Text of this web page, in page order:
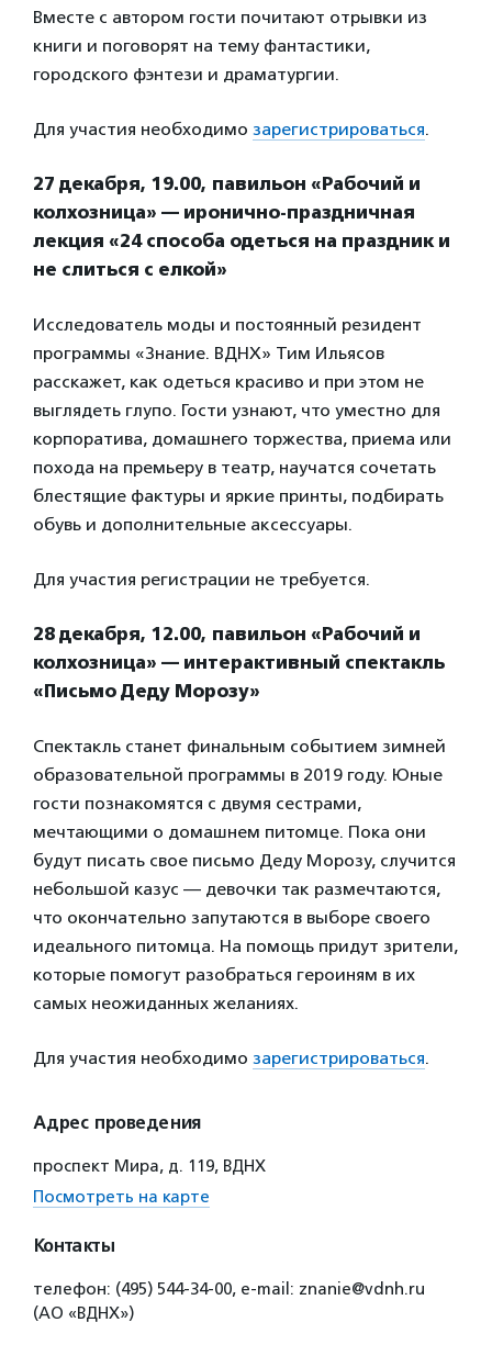
Вместе с автором гости почитают отрывки из
книги и поговорят на тему фантастики,
городского фэнтези и драматургии.
Для участия необходимо зарегистрироваться.
27 декабря, 19.00, павильон «Рабочий и
колхозница» — иронично-праздничная
лекция «24 способа одеться на праздник и
не слиться с елкой»
Исследователь моды и постоянный резидент
программы «Знание. ВДНХ» Тим Ильясов
расскажет, как одеться красиво и при этом не
выглядеть глупо. Гости узнают, что уместно для
корпоратива, домашнего торжества, приема или
похода на премьеру в театр, научатся сочетать
блестящие фактуры и яркие принты, подбирать
обувь и дополнительные аксессуары.
Для участия регистрации не требуется.
28 декабря, 12.00, павильон «Рабочий и
колхозница» — интерактивный спектакль
«Письмо Деду Морозу»
Спектакль станет финальным событием зимней
образовательной программы в 2019 году. Юные
гости познакомятся с двумя сестрами,
мечтающими о домашнем питомце. Пока они
будут писать свое письмо Деду Морозу, случится
небольшой казус — девочки так размечтаются,
что окончательно запутаются в выборе своего
идеального питомца. На помощь придут зрители,
которые помогут разобраться героиням в их
самых неожиданных желаниях.
Для участия необходимо зарегистрироваться.
Адрес проведения
проспект Мира, д. 119, ВДНХ
Посмотреть на карте
Контакты
телефон: (495) 544-34-00, e-mail: znanie@vdnh.ru
(АО «ВДНХ»)